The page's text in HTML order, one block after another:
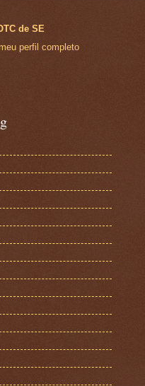
de SE
perfil completo